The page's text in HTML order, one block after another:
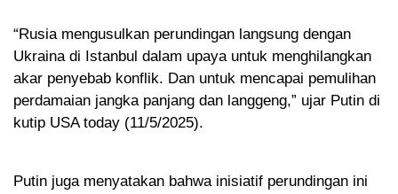
“Rusia mengusulkan perundingan langsung dengan
Ukraina di Istanbul dalam upaya untuk menghilangkan
akar penyebab konflik. Dan untuk mencapai pemulihan
perdamaian jangka panjang dan langgeng,” ujar Putin di
kutip USA today (11/5/2025).
Putin juga menyatakan bahwa inisiatif perundingan ini